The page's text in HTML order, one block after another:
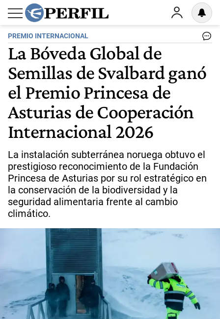
PREMIO INTERNACIONAL
La Bóveda Global de
Semillas de Svalbard ganó
el Premio Princesa de
Asturias de Cooperación
Internacional 2026
La instalación subterránea noruega obtuvo el
prestigioso reconocimiento de la Fundación
Princesa de Asturias por su rol estratégico en
la conservación de la biodiversidad y la
seguridad alimentaria frente al cambio
climático.